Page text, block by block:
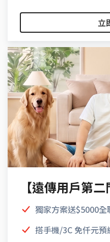
立
【遠傳用戶第二
獨家方案送$5000全
搭手機/3C 免仟元預